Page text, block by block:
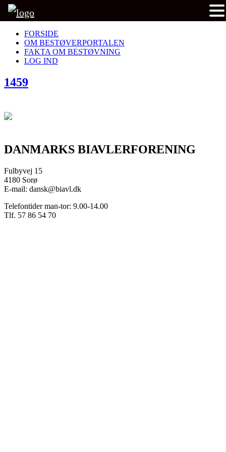
FORSIDE
OM BESTØVERPORTALEN
FAKTA OM BESTØVNING
LOG IND
1459
DANMARKS BIAVLERFORENING
Fulbyvej 15
4180 Sorø
E-mail: dansk@biavl.dk
Telefontider man-tor: 9.00-14.00
Tlf. 57 86 54 70